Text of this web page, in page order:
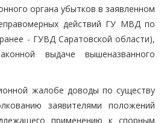
органа убытков в заявленном
действий ГУ МВД по
- ГУВД Саратовской области),
выдаче вышеназванного
жалобе доводы по существу
заявителями положений
применению к спорным